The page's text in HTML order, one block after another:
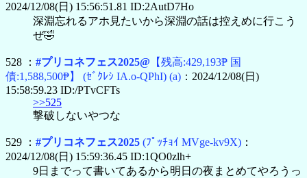
2024/12/08(日) 15:56:51.81 ID:2AutD7Ho
深淵忘れるアホ見たいから深淵の話は控えめに行こう
ぜ🤣
528 ： #プリコネフェス2025@ 【残高:429,193₱ 国
債:1,588,500₱】
(ｾﾞｸﾚｼ IA.o-QPhI) (a) ：2024/12/08(日)
15:58:59.23 ID:/PTvCFTs
>>525
撃破しないやつな
529 ： #プリコネフェス2025 (ﾌﾟｯﾁｮｲ MVge-kv9X) ：
2024/12/08(日) 15:59:36.45 ID:1QO0zlh+
9日までって書いてあるから明日の夜まとめてやろうっ